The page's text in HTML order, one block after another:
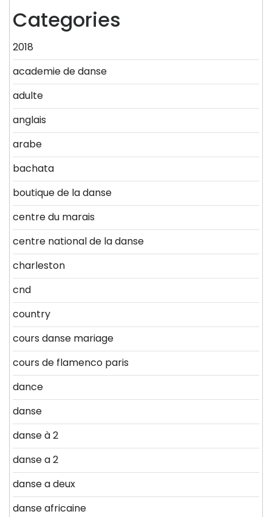
Categories
2018
academie de danse
adulte
anglais
arabe
bachata
boutique de la danse
centre du marais
centre national de la danse
charleston
cnd
country
cours danse mariage
cours de flamenco paris
dance
danse
danse à 2
danse a 2
danse a deux
danse africaine